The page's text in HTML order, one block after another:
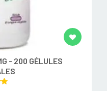
- 200 GÉLULES